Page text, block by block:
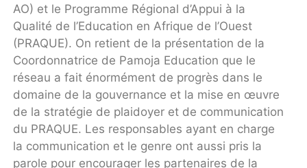
AO) et le Programme Régional d’Appui à la
Qualité de l’Education en Afrique de l’Ouest
(PRAQUE). On retient de la présentation de la
Coordonnatrice de Pamoja Education que le
réseau a fait énormément de progrès dans le
domaine de la gouvernance et la mise en œuvre
de la stratégie de plaidoyer et de communication
du PRAQUE. Les responsables ayant en charge
la communication et le genre ont aussi pris la
parole pour encourager les partenaires de la